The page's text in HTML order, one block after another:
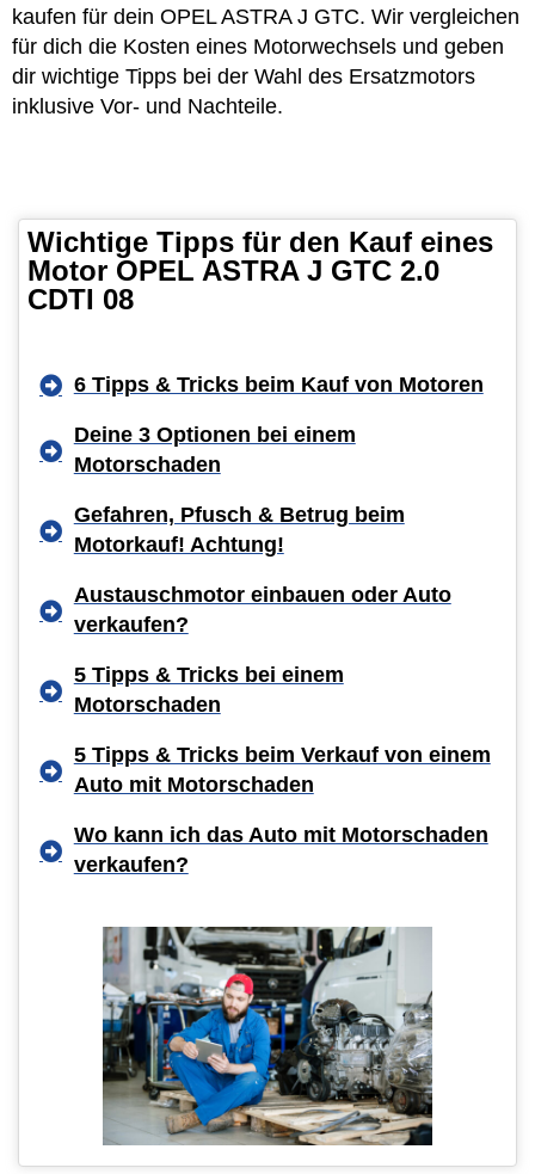
kaufen für dein OPEL ASTRA J GTC. Wir vergleichen
für dich die Kosten eines Motorwechsels und geben
dir wichtige Tipps bei der Wahl des Ersatzmotors
inklusive Vor- und Nachteile.
Wichtige Tipps für den Kauf eines
Motor OPEL ASTRA J GTC 2.0
CDTI 08
6 Tipps & Tricks beim Kauf von Motoren
Deine 3 Optionen bei einem
Motorschaden
Gefahren, Pfusch & Betrug beim
Motorkauf! Achtung!
Austauschmotor einbauen oder Auto
verkaufen?
5 Tipps & Tricks bei einem
Motorschaden
5 Tipps & Tricks beim Verkauf von einem
Auto mit Motorschaden
Wo kann ich das Auto mit Motorschaden
verkaufen?